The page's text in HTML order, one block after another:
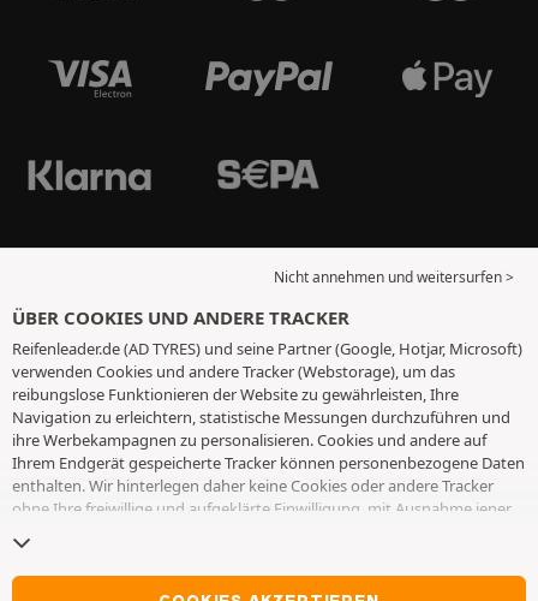
Nicht annehmen und weitersurfen >
ÜBER COOKIES UND ANDERE TRACKER
Reifenleader.de (AD TYRES) und seine Partner (Google, Hotjar, Microsoft)
verwenden Cookies und andere Tracker (Webstorage), um das
reibungslose Funktionieren der Website zu gewährleisten, Ihre
Navigation zu erleichtern, statistische Messungen durchzuführen und
ihre Werbekampagnen zu personalisieren. Cookies und andere auf
Ihrem Endgerät gespeicherte Tracker können personenbezogene Daten
enthalten. Wir hinterlegen daher keine Cookies oder andere Tracker
ohne Ihre freiwillige und aufgeklärte Einwilligung, mit Ausnahme jener,
Auswahl für einen Zeitraum von 6 Monaten. Sie können Ihre
Einwilligung jederzeit widerrufen, indem Sie die WebseiteCookies und